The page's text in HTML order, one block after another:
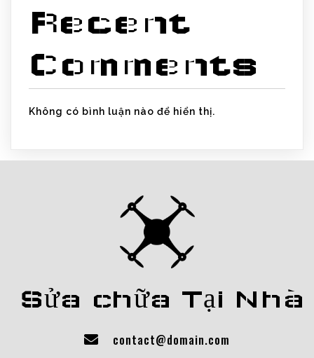
Recent
Comments
Không có bình luận nào để hiển thị.
Sửa chữa Tại Nhà
contact@domain.com